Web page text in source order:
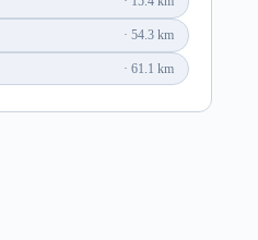
54.3 km
61.1 km